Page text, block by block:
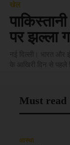
खेल
पर झल्‍ला
Must read
आस्था